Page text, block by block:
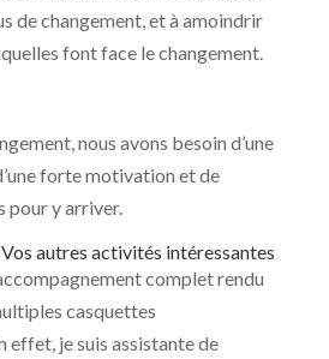
de changement, et à amoindrir
font face le changement.
nous avons besoin d’une
forte motivation et de
pour y arriver.
autres activités intéressantes
complet rendu
casquettes
effet, je suis assistante de